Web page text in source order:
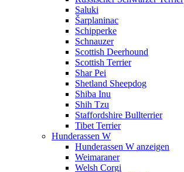
Saluki
Šarplaninac
Schipperke
Schnauzer
Scottish Deerhound
Scottish Terrier
Shar Pei
Shetland Sheepdog
Shiba Inu
Shih Tzu
Staffordshire Bullterrier
Tibet Terrier
Hunderassen W
Hunderassen W anzeigen
Weimaraner
Welsh Corgi